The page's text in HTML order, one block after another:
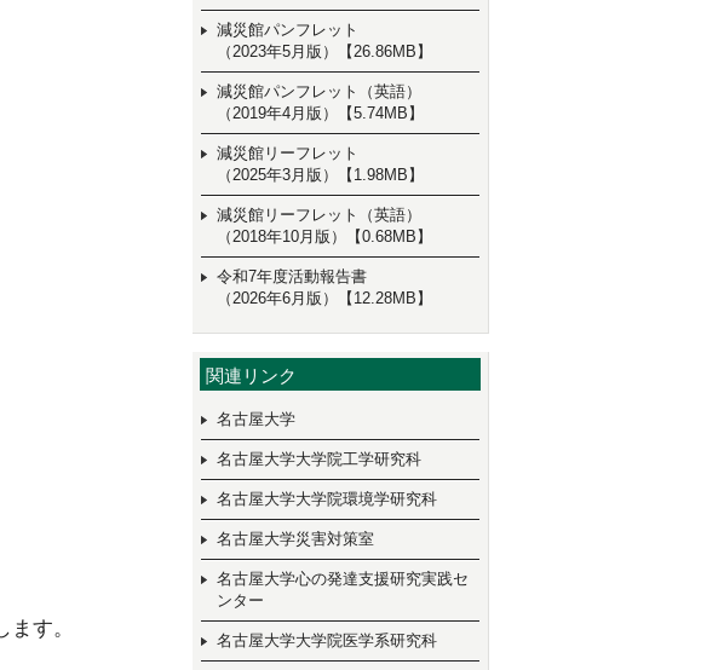
す。
減災館パンフレット
（2023年5月版）【26.86MB】
減災館パンフレット（英語）
（2019年4月版）【5.74MB】
減災館リーフレット
（2025年3月版）【1.98MB】
減災館リーフレット（英語）
（2018年10月版）【0.68MB】
令和7年度活動報告書
（2026年6月版）【12.28MB】
関連リンク
名古屋大学
名古屋大学大学院工学研究科
名古屋大学大学院環境学研究科
名古屋大学災害対策室
名古屋大学心の発達支援研究実践セ
ンター
名古屋大学大学院医学系研究科